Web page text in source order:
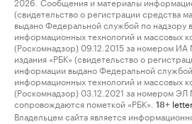
(свидетельство о регистрации средства
выдано Федеральной службой по надзору
информационных технологий и массовых
(Роскомнадзор) 09.12.2015 за номером
издания «РБК» (свидетельство о
информации выдано Федеральной
информационных технологий и массовых
(Роскомнадзор) 03.12.2021 за номером
сопровождаются пометкой «РБК».
18+
Владельцем сайта является